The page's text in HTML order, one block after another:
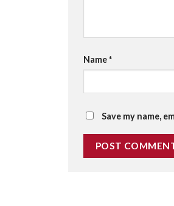
Name*
Save my name,